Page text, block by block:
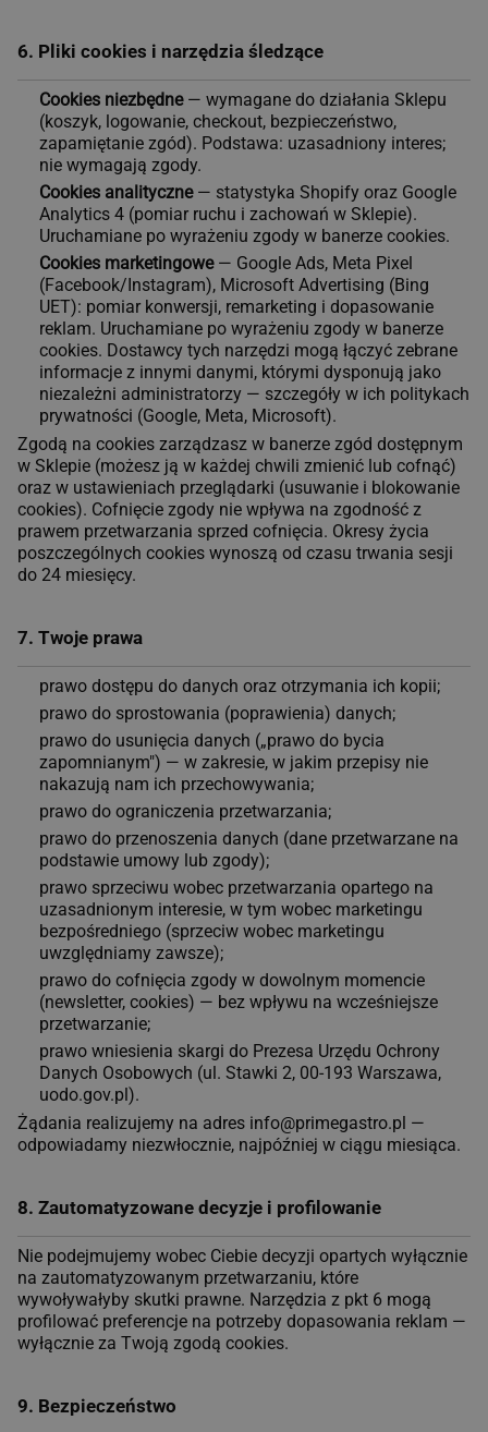
6. Pliki cookies i narzędzia śledzące
Cookies niezbędne— wymagane do działania Sklepu
(koszyk, logowanie, checkout, bezpieczeństwo,
zapamiętanie zgód). Podstawa: uzasadniony interes;
nie wymagają zgody.
Cookies analityczne— statystyka Shopify oraz Google
Analytics 4 (pomiar ruchu i zachowań w Sklepie).
Uruchamiane po wyrażeniu zgody w banerze cookies.
Cookies marketingowe— Google Ads, Meta Pixel
(Facebook/Instagram), Microsoft Advertising (Bing
UET): pomiar konwersji, remarketing i dopasowanie
reklam. Uruchamiane po wyrażeniu zgody w banerze
cookies. Dostawcy tych narzędzi mogą łączyć zebrane
informacje z innymi danymi, którymi dysponują jako
niezależni administratorzy — szczegóły w ich politykach
prywatności (Google, Meta, Microsoft).
Zgodą na cookies zarządzasz w banerze zgód dostępnym
w Sklepie (możesz ją w każdej chwili zmienić lub cofnąć)
oraz w ustawieniach przeglądarki (usuwanie i blokowanie
cookies). Cofnięcie zgody nie wpływa na zgodność z
prawem przetwarzania sprzed cofnięcia. Okresy życia
poszczególnych cookies wynoszą od czasu trwania sesji
do 24 miesięcy.
7. Twoje prawa
prawo dostępu do danych oraz otrzymania ich kopii;
prawo do sprostowania (poprawienia) danych;
prawo do usunięcia danych („prawo do bycia
zapomnianym") — w zakresie, w jakim przepisy nie
nakazują nam ich przechowywania;
prawo do ograniczenia przetwarzania;
prawo do przenoszenia danych (dane przetwarzane na
podstawie umowy lub zgody);
prawo sprzeciwu wobec przetwarzania opartego na
uzasadnionym interesie, w tym wobec marketingu
bezpośredniego (sprzeciw wobec marketingu
uwzględniamy zawsze);
prawo do cofnięcia zgody w dowolnym momencie
(newsletter, cookies) — bez wpływu na wcześniejsze
przetwarzanie;
prawo wniesienia skargi do Prezesa Urzędu Ochrony
Danych Osobowych (ul. Stawki 2, 00-193 Warszawa,
uodo.gov.pl).
Żądania realizujemy na adres info@primegastro.pl —
odpowiadamy niezwłocznie, najpóźniej w ciągu miesiąca.
8. Zautomatyzowane decyzje i profilowanie
Nie podejmujemy wobec Ciebie decyzji opartych wyłącznie
na zautomatyzowanym przetwarzaniu, które
wywoływałyby skutki prawne. Narzędzia z pkt 6 mogą
profilować preferencje na potrzeby dopasowania reklam —
wyłącznie za Twoją zgodą cookies.
9. Bezpieczeństwo